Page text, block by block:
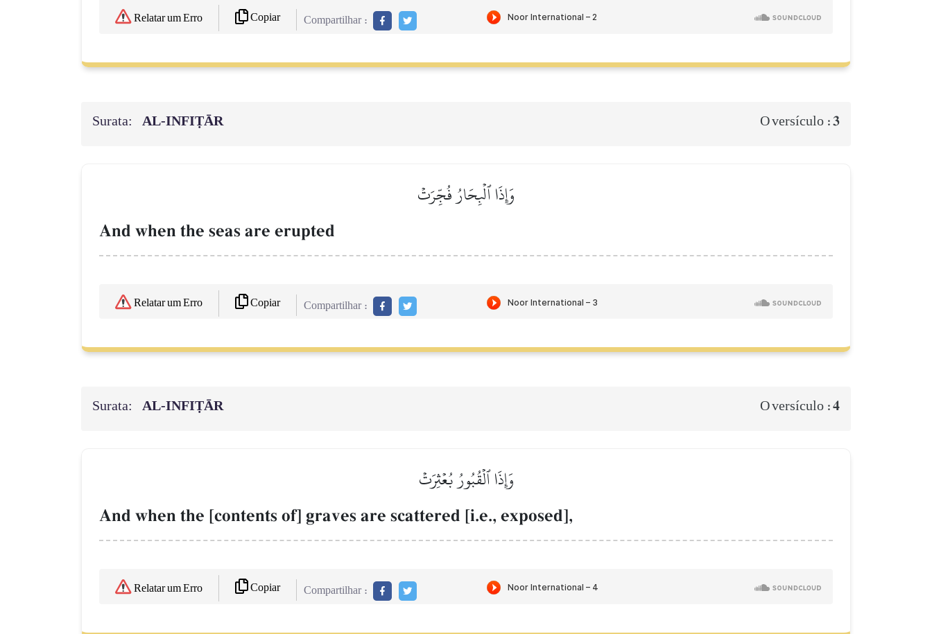
Relatar um Erro Copiar Compartilhar :
Surata: AL‑INFIṬĀR O versículo :3
وَإِذَا ٱلۡبِحَارُ فُجِّرَتۡ
And when the seas are erupted
Relatar um Erro Copiar Compartilhar :
Surata: AL‑INFIṬĀR O versículo :4
وَإِذَا ٱلۡقُبُورُ بُعۡثِرَتۡ
And when the [contents of] graves are scattered [i.e., exposed],
Relatar um Erro Copiar Compartilhar :